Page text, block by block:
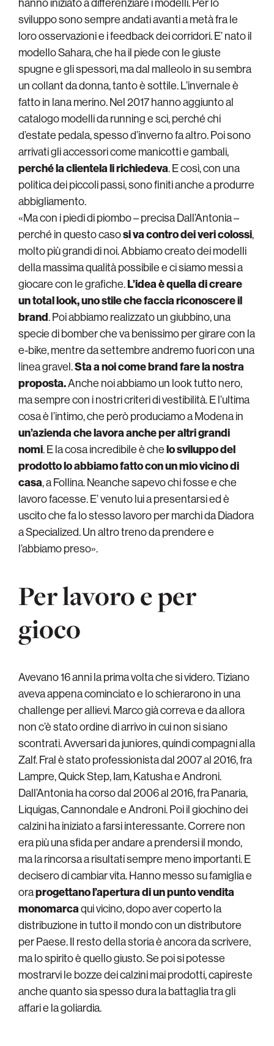
sviluppo sono sempre andati avanti a metà fra le
loro osservazioni e i feedback dei corridori. E’ nato il
modello Sahara, che ha il piede con le giuste
spugne e gli spessori, ma dal malleolo in su sembra
un collant da donna, tanto è sottile. L’invernale è
fatto in lana merino. Nel 2017 hanno aggiunto al
catalogo modelli da running e sci, perché chi
d’estate pedala, spesso d’inverno fa altro. Poi sono
arrivati gli accessori come manicotti e gambali,
perché la clientela li richiedeva. E così, con una
politica dei piccoli passi, sono finiti anche a produrre
abbigliamento.
«Ma con i piedi di piombo – precisa Dall’Antonia –
perché in questo casosi va contro dei veri colossi,
molto più grandi di noi. Abbiamo creato dei modelli
della massima qualità possibile e ci siamo messi a
giocare con le grafiche.L’idea è quella di creare
un total look, uno stile che faccia riconoscere il
brand. Poi abbiamo realizzato un giubbino, una
specie di bomber che va benissimo per girare con la
e-bike, mentre da settembre andremo fuori con una
linea gravel.Sta a noi come brand fare la nostra
proposta.Anche noi abbiamo un look tutto nero,
ma sempre con i nostri criteri di vestibilità. E l’ultima
cosa è l’intimo, che però produciamo a Modena in
un’azienda che lavora anche per altri grandi
nomi. E la cosa incredibile è chelo sviluppo del
prodotto lo abbiamo fatto con un mio vicino di
casa, a Follina. Neanche sapevo chi fosse e che
lavoro facesse. E’ venuto lui a presentarsi ed è
uscito che fa lo stesso lavoro per marchi da Diadora
a Specialized. Un altro treno da prendere e
l’abbiamo preso».
Per lavoro e per
gioco
Avevano 16 anni la prima volta che si videro. Tiziano
aveva appena cominciato e lo schierarono in una
challenge per allievi. Marco già correva e da allora
non c’è stato ordine di arrivo in cui non si siano
scontrati. Avversari da juniores, quindi compagni alla
Zalf. Fral è stato professionista dal 2007 al 2016, fra
Lampre, Quick Step, Iam, Katusha e Androni.
Dall’Antonia ha corso dal 2006 al 2016, fra Panaria,
Liquigas, Cannondale e Androni. Poi il giochino dei
calzini ha iniziato a farsi interessante. Correre non
era più una sfida per andare a prendersi il mondo,
ma la rincorsa a risultati sempre meno importanti. E
decisero di cambiar vita. Hanno messo su famiglia e
oraprogettano l’apertura di un punto vendita
monomarcaqui vicino, dopo aver coperto la
distribuzione in tutto il mondo con un distributore
per Paese. Il resto della storia è ancora da scrivere,
ma lo spirito è quello giusto. Se poi si potesse
mostrarvi le bozze dei calzini mai prodotti, capireste
anche quanto sia spesso dura la battaglia tra gli
affari e la goliardia.